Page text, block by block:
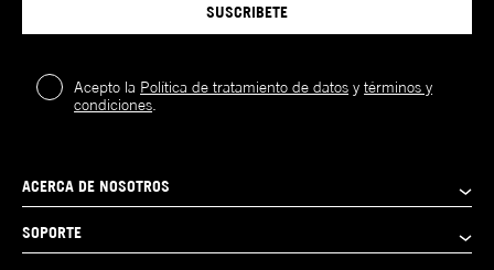
SUSCRIBETE
Acepto la Política de tratamiento de datos ytérminos y
condiciones
ACERCA DE NOSOTROS
SOPORTE